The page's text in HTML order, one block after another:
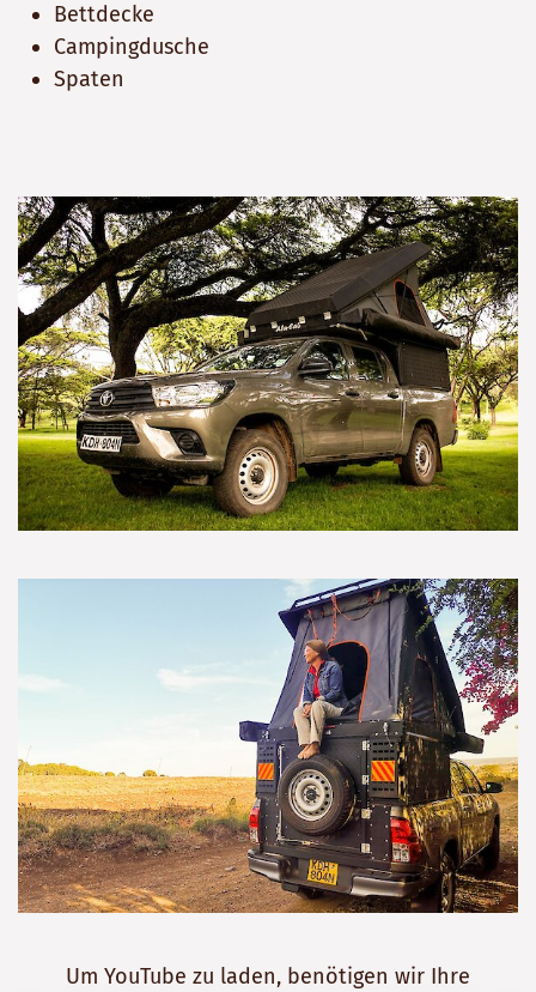
Bettdecke
Campingdusche
Spaten
Um YouTube zu laden, benötigen wir Ihre